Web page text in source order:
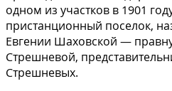
одном из участков в 1901
пристанционный поселок,
Евгении Шаховской —
Стрешневой,
Стрешневых.